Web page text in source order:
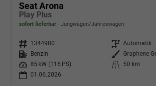
Seat Arona
Play Plus
sofort lieferbar Jungwagen/Jahreswagen
Fahrzeugnr. 1344980 Getriebe Automatik
Kraftstoff
Benzin Außenfarbe
Graphene
Leistung
85 kW (116 PS) Kilometerstand
50 km
01.06.2026